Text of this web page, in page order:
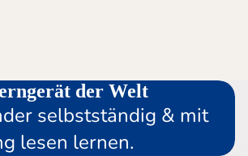
der Welt
selbstständig & mit
lesen lernen.